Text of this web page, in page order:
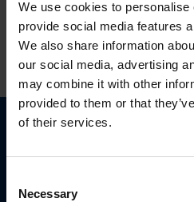
We use cookies to personalise
provide social media features
We also share information
our social media, advertising
may combine it with other
provided to them or that
of their services.
Selection
Necessary
KATSO LISÄÄ